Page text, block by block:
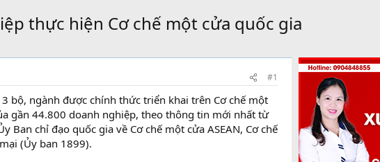
thực hiện Cơ chế một cửa quốc gia
#1
bộ, ngành được chính thức triển khai trên Cơ chế một
gần 44.800 doanh nghiệp, theo thông tin mới nhất từ
Ban chỉ đạo quốc gia về Cơ chế một cửa ASEAN, Cơ chế
(Ủy ban 1899).